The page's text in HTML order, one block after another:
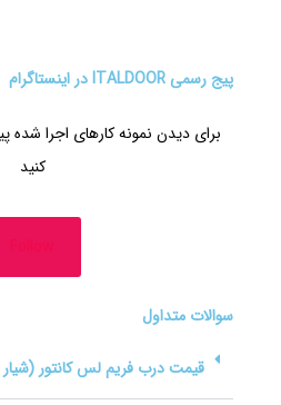
پیج رسمی ITALDOOR در اینستاگرام
کنید
سوالات متداول
قیمت درب فریم لس کانتور